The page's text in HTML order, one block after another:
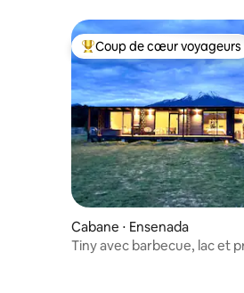
Coups de cœur voyageurs
Coup de cœur voyageurs
Cabane ⋅ Ensenada
Tiny avec barbecue, lac et